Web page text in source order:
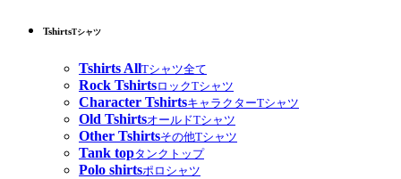
TshirtsTシャツ
Tshirts AllTシャツ全て
Rock TshirtsロックTシャツ
Character TshirtsキャラクターTシャツ
Old TshirtsオールドTシャツ
Other Tshirtsその他Tシャツ
Tank topタンクトップ
Polo shirtsポロシャツ